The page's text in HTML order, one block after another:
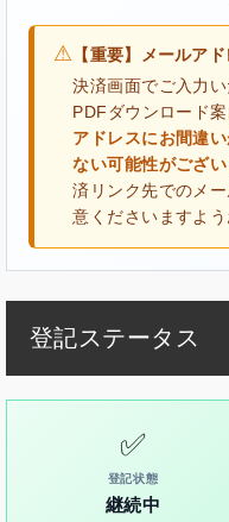
⚠ 【重要】メールア
決済画面でご入力
PDFダウンロード
アドレスにお間違
ない可能性がござ
済リンク先でのメ
意くださいますよう
登記ステータス
✅
登記状態
継続中